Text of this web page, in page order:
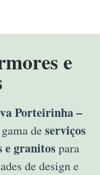
e
Porteirinha –
de serviços
e granitospara
de design e